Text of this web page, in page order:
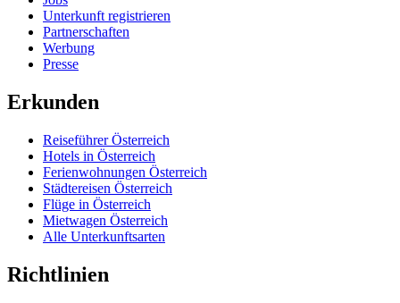
Unterkunft registrieren
Partnerschaften
Werbung
Presse
Erkunden
Reiseführer Österreich
Hotels in Österreich
Ferienwohnungen Österreich
Städtereisen Österreich
Flüge in Österreich
Mietwagen Österreich
Alle Unterkunftsarten
Richtlinien